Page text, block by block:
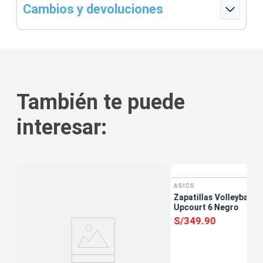
Cambios y devoluciones
También te puede
interesar:
ASICS
Zapatillas Volleyball
Upcourt 6 Negro
S/349.90